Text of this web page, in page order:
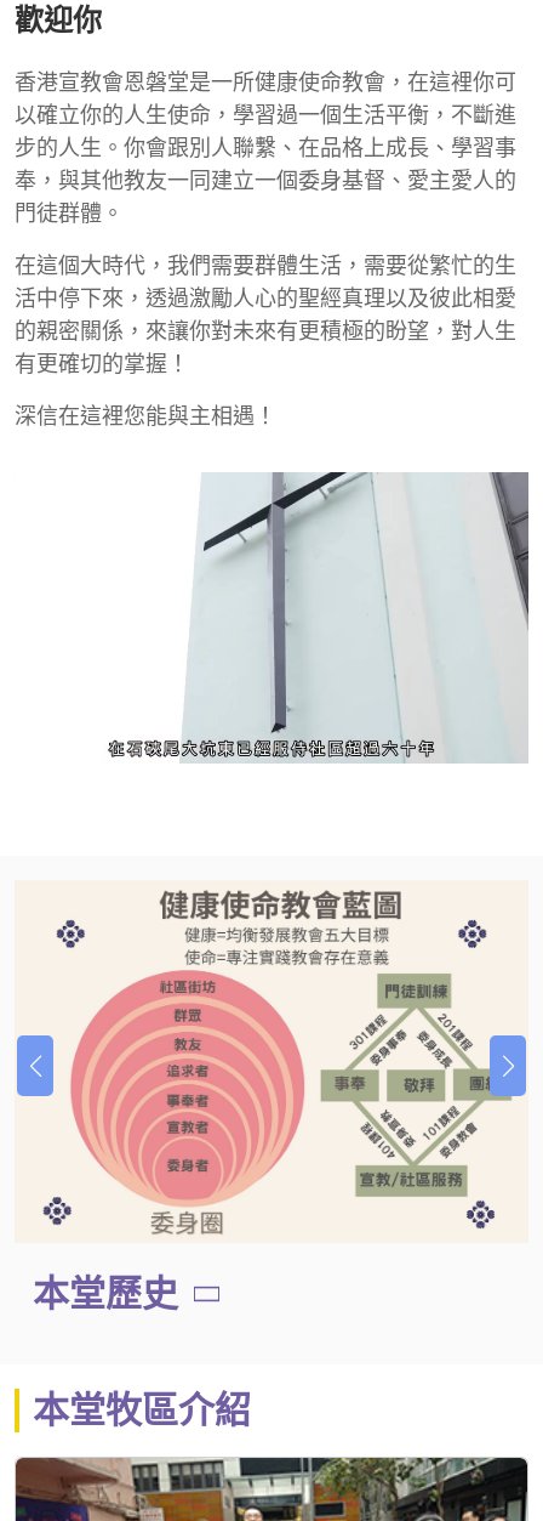
歡迎你
香港宣教會恩磐堂是一所健康使命教會，在這裡你可
以確立你的人生使命，學習過一個生活平衡，不斷進
步的人生。你會跟別人聯繫、在品格上成長、學習事
奉，與其他教友一同建立一個委身基督、愛主愛人的
門徒群體。
在這個大時代，我們需要群體生活，需要從繁忙的生
活中停下來，透過激勵人心的聖經真理以及彼此相愛
的親密關係，來讓你對未來有更積極的盼望，對人生
有更確切的掌握！
深信在這裡您能與主相遇！
本堂歷史
本堂牧區介紹